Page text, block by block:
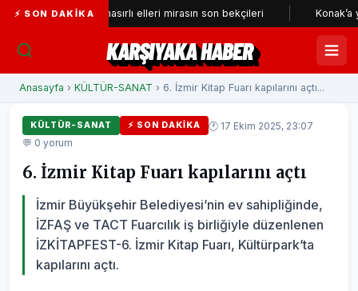
⚡ SON DAKIKA
nasırlı elleri mirasın son bekçileri Konak’a yeni nefes
KARŞIYAKA HABER
Anasayfa › KÜLTÜR-SANAT › 6. İzmir Kitap Fuarı kapılarını açtı...
KÜLTÜR-SANAT ⚡ SON DAKIKA
🕐 17 Ekim 2025, 23:07
💬 0 yorum
6. İzmir Kitap Fuarı kapılarını açtı
İzmir Büyükşehir Belediyesi’nin ev sahipliğinde,
İZFAŞ ve TACT Fuarcılık iş birliğiyle düzenlenen
İZKİTAPFEST-6. İzmir Kitap Fuarı, Kültürpark’ta
kapılarını açtı.